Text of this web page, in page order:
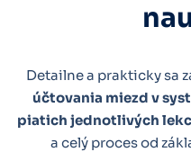
Detailne a prakticky sa
účtovania miezd v
piatich jednotlivých
a celý proces od